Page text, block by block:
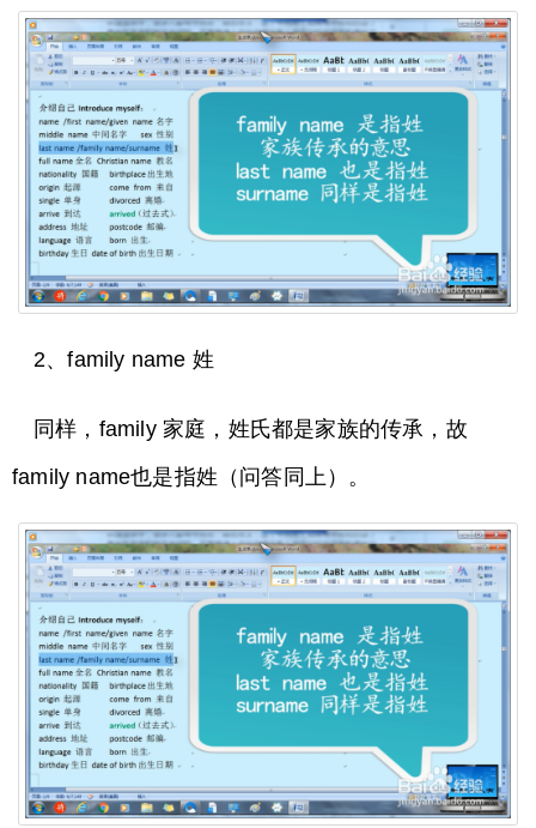
2、family name 姓
同样，family 家庭，姓氏都是家族的传承，故
family name也是指姓（问答同上）。